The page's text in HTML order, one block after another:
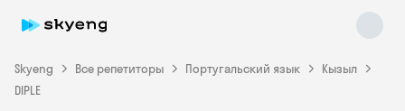
Skyeng Все репетиторы Португальский язык
Кызыл
DIPLE